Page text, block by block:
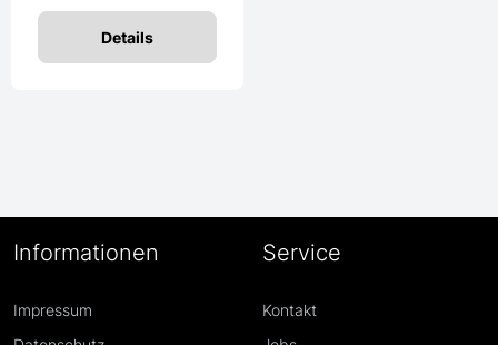
Details
Informationen
Impressum
Service
Kontakt